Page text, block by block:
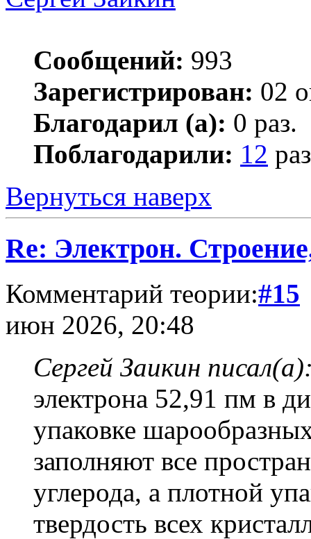
Сообщений: 993
Зарегистрирован: 02
Благодарил (а): 0 раз.
Поблагодарили: 12
Вернуться наверх
Re: Электрон.
Комментарий теории:#15
июн 2026, 20:48
Сергей Заикин
электрона 52,91 пм в
упаковке
заполняют все
углерода, а плотной
твердость всех